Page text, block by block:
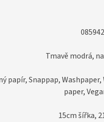
Tmavě modrá,
papír, Snappap, Washpaper,
paper,
15cm šířka,